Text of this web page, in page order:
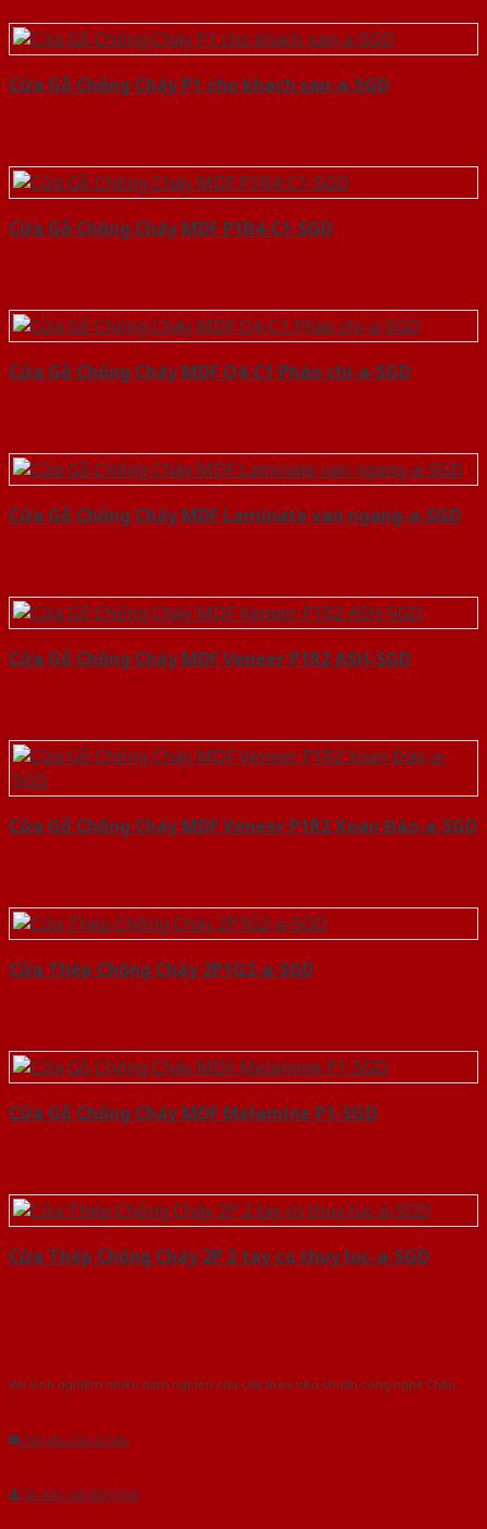
Cửa Gỗ Chống Cháy P1 cho khach san-a-SGD
Cửa Gỗ Chống Cháy MDF P1R4-C1-SGD
Cửa Gỗ Chống Cháy MDF O4-C1 Phào chi-a-SGD
Cửa Gỗ Chống Cháy MDF Laminate van ngang-a-SGD
Cửa Gỗ Chống Cháy MDF Veneer P1R2 ASH-SGD
Cửa Gỗ Chống Cháy MDF Veneer P1R2 Xoan Đào-a-SGD
Cửa Thép Chống Cháy 2P1G2-a-SGD
Cửa Gỗ Chống Cháy MDF Melamine P1-SGD
Cửa Thép Chống Cháy 2P 2 tay co thuy luc-a-SGD
Với kinh nghiệm nhiêu năm nghiên cứu cửa theo tiêu chuẩn công nghệ Châu
Gửi yêu cầu tư vấn
Tải báo giá tổng hợp